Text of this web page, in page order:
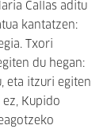
Callas aditu
kantatzen:
Txori
du hegan:
eta itzuri egiten
Kupido